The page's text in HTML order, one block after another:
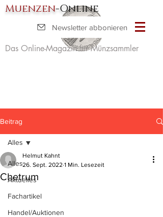
Muenzen-Online
Das Online-Magazin für Münzsammler
Newsletter abbonieren
Beitrag
Alles
Aktuelles
Fachartikel
Handel/Auktionen
Alles
Chetrum
Helmut Kahnt
26. Sept. 2022 1 Min. Lesezeit